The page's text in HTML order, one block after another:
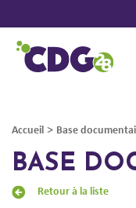
Accueil > Base
BASE
Retour à la liste